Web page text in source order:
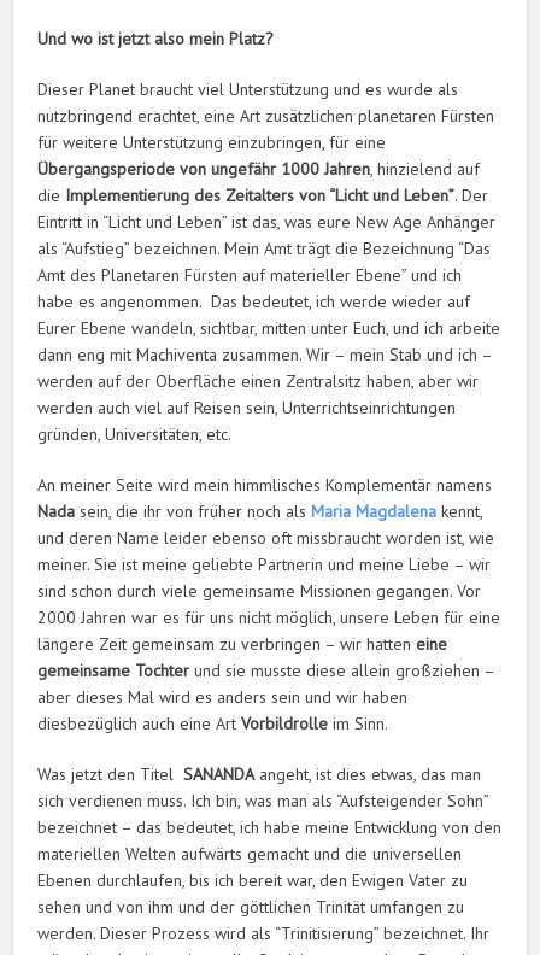
Und wo ist jetzt also mein Platz?
Dieser Planet braucht viel Unterstützung und es wurde als
nutzbringend erachtet, eine Art zusätzlichen planetaren Fürsten
für weitere Unterstützung einzubringen, für eine
Übergangsperiode von ungefähr 1000 Jahren, hinzielend auf
die Implementierung des Zeitalters von “Licht und Leben”. Der
Eintritt in “Licht und Leben” ist das, was eure New Age Anhänger
als “Aufstieg” bezeichnen. Mein Amt trägt die Bezeichnung “Das
Amt des Planetaren Fürsten auf materieller Ebene” und ich
habe es angenommen. Das bedeutet, ich werde wieder auf
Eurer Ebene wandeln, sichtbar, mitten unter Euch, und ich arbeite
dann eng mit Machiventa zusammen. Wir – mein Stab und ich –
werden auf der Oberfläche einen Zentralsitz haben, aber wir
werden auch viel auf Reisen sein, Unterrichtseinrichtungen
gründen, Universitäten, etc.
An meiner Seite wird mein himmlisches Komplementär namens
Nada sein, die ihr von früher noch alsMaria Magdalena kennt,
und deren Name leider ebenso oft missbraucht worden ist, wie
meiner. Sie ist meine geliebte Partnerin und meine Liebe – wir
sind schon durch viele gemeinsame Missionen gegangen. Vor
2000 Jahren war es für uns nicht möglich, unsere Leben für eine
längere Zeit gemeinsam zu verbringen – wir hatteneine
gemeinsame Tochter und sie musste diese allein großziehen –
aber dieses Mal wird es anders sein und wir haben
diesbezüglich auch eine ArtVorbildrolle im Sinn.
Was jetzt den Titel SANANDAangeht, ist dies etwas, das man
sich verdienen muss. Ich bin, was man als “Aufsteigender Sohn”
bezeichnet – das bedeutet, ich habe meine Entwicklung von den
materiellen Welten aufwärts gemacht und die universellen
Ebenen durchlaufen, bis ich bereit war, den Ewigen Vater zu
sehen und von ihm und der göttlichen Trinität umfangen zu
werden. Dieser Prozess wird als “Trinitisierung” bezeichnet. Ihr